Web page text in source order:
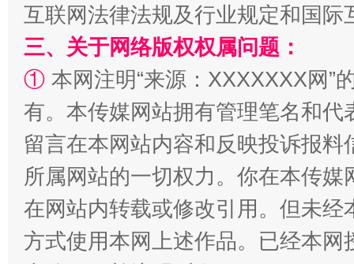
全民健身五年计划来了！等你上场
阿坝州三大球赛在茂县开幕 规模
互联网法律法规及行业规定和国
三、关于网络版权权属问题：
① 本网注明“来源：XXXXXXX网”
有。本传媒网站拥有管理笔名和
留言在本网站内容和反映投诉报
所属网站的一切权力。你在本传
在网站内转载或修改引用。但未
方式使用本网上述作品。已经本